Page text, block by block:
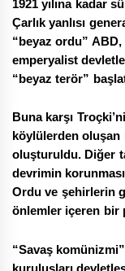
1921 yılına kadar
Çarlık yanlısı
“beyaz ordu”
emperyalist
“beyaz terör”
Buna karşı
köylülerden oluşan
oluşturuldu. Diğer
devrimin
Ordu ve şehirlerin
önlemler içeren bir
“Savaş